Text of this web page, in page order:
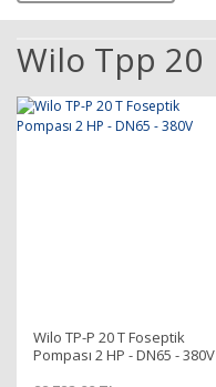
Wilo Tpp 20
Wilo TP-P 20 T Foseptik
Pompası 2 HP - DN65 - 380V